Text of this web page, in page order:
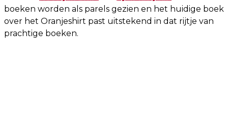
boeken worden als parels gezien en het huidige boek
over het Oranjeshirt past uitstekend in dat rijtje van
prachtige boeken.